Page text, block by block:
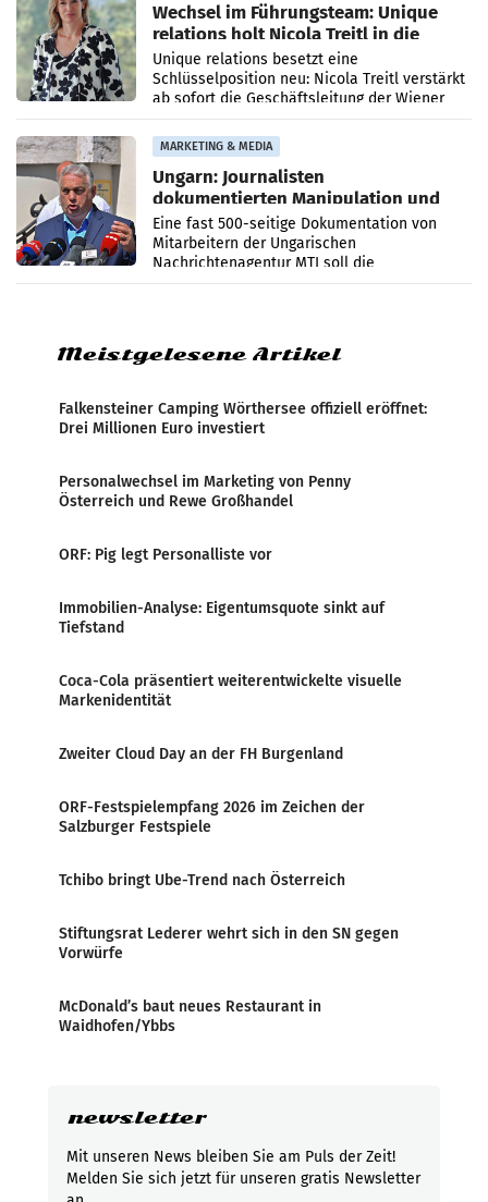
Wechsel im Führungsteam: Unique
relations holt Nicola Treitl in die
Geschäftsleitung
Unique relations besetzt eine
Schlüsselposition neu: Nicola Treitl verstärkt
ab sofort die Geschäftsleitung der Wiener
PR-Agentur an der Seite von Josef Kalina und
Anna Kalina-Mahr.
MARKETING & MEDIA
Ungarn: Journalisten
dokumentierten Manipulation und
Zensur
Eine fast 500-seitige Dokumentation von
Mitarbeitern der Ungarischen
Nachrichtenagentur MTI soll die
systematische Nachrichten-Manipulation und
Meistgelesene Artikel
Falkensteiner Camping Wörthersee offiziell eröffnet:
Drei Millionen Euro investiert
Personalwechsel im Marketing von Penny
Österreich und Rewe Großhandel
ORF: Pig legt Personalliste vor
Immobilien-Analyse: Eigentumsquote sinkt auf
Tiefstand
Coca-Cola präsentiert weiterentwickelte visuelle
Markenidentität
Zweiter Cloud Day an der FH Burgenland
ORF-Festspielempfang 2026 im Zeichen der
Salzburger Festspiele
Tchibo bringt Ube-Trend nach Österreich
Stiftungsrat Lederer wehrt sich in den SN gegen
Vorwürfe
McDonald’s baut neues Restaurant in
Waidhofen/Ybbs
newsletter
Mit unseren News bleiben Sie am Puls der Zeit!
Melden Sie sich jetzt für unseren gratis Newsletter